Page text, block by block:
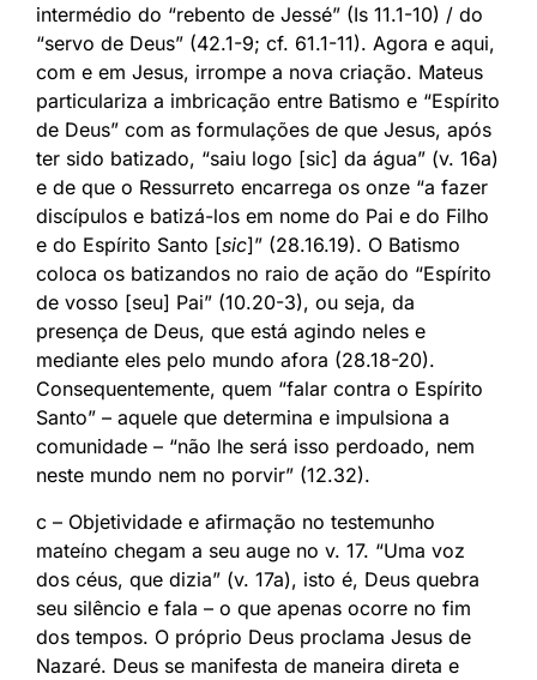
intermédio do “rebento de Jessé” (Is 11.1-10) / do
“servo de Deus” (42.1-9; cf. 61.1-11). Agora e aqui,
com e em Jesus, irrompe a nova criação. Mateus
particulariza a imbricação entre Batismo e “Espírito
de Deus” com as formulações de que Jesus, após
ter sido batizado, “saiu logo [sic] da água” (v. 16a)
e de que o Ressurreto encarrega os onze “a fazer
discípulos e batizá-los em nome do Pai e do Filho
e do Espírito Santo [sic]” (28.16.19). O Batismo
coloca os batizandos no raio de ação do “Espírito
de vosso [seu] Pai” (10.20-3), ou seja, da
presença de Deus, que está agindo neles e
mediante eles pelo mundo afora (28.18-20).
Consequentemente, quem “falar contra o Espírito
Santo” – aquele que determina e impulsiona a
comunidade – “não lhe será isso perdoado, nem
neste mundo nem no porvir” (12.32).
c – Objetividade e afirmação no testemunho
mateíno chegam a seu auge no v. 17. “Uma voz
dos céus, que dizia” (v. 17a), isto é, Deus quebra
seu silêncio e fala – o que apenas ocorre no fim
dos tempos. O próprio Deus proclama Jesus de
Nazaré. Deus se manifesta de maneira direta e